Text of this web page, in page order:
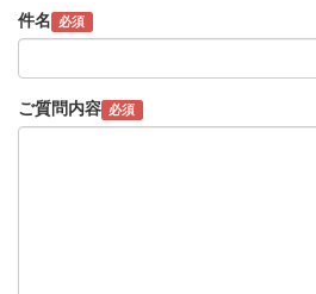
件名 必須
ご質問内容 必須